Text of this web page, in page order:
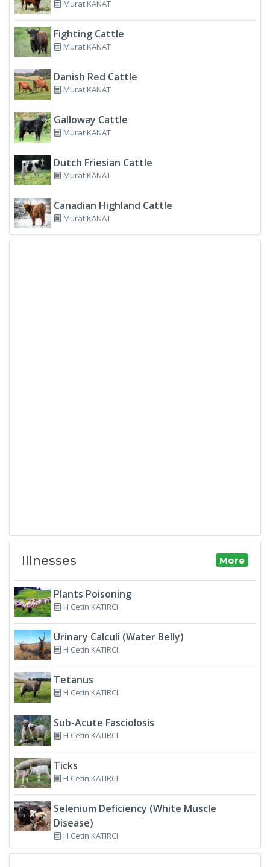
Murat KANAT
Fighting Cattle
Murat KANAT
Danish Red Cattle
Murat KANAT
Galloway Cattle
Murat KANAT
Dutch Friesian Cattle
Murat KANAT
Canadian Highland Cattle
Murat KANAT
Illnesses More
Plants Poisoning
H Cetin KATIRCI
Urinary Calculi (Water Belly)
H Cetin KATIRCI
Tetanus
H Cetin KATIRCI
Sub-Acute Fasciolosis
H Cetin KATIRCI
Ticks
H Cetin KATIRCI
Selenium Deficiency (White Muscle
Disease)
H Cetin KATIRCI